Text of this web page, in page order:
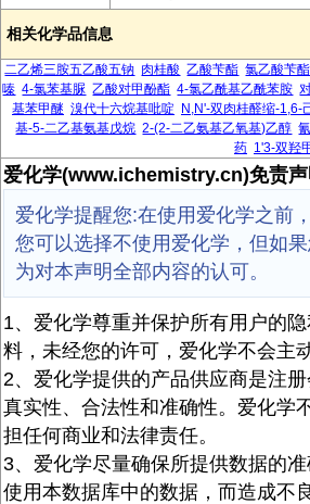
相关化学品信息
二乙烯三胺五乙酸五钠 肉桂酸 乙酸苄酯 氯乙酸苄酯
嗪 4-氯苯基脲 乙酸对甲酚酯 4-氯乙酰基乙酰苯胺
基苯甲醚 溴代十六烷基吡啶 N,N'-双肉桂醛缩-1,6-
基-5-二乙基氨基戊烷 2-(2-二乙氨基乙氧基)乙醇
药 1'3-双羟
爱化学(www.ichemistry.cn)免责声
爱化学提醒您:在使用爱化学之前
您可以选择不使用爱化学，但如
为对本声明全部内容的认可。
1、爱化学尊重并保护所有用户的
料，未经您的许可，爱化学不会主
2、爱化学提供的产品供应商是注
真实性、合法性和准确性。爱化学
担任何商业和法律责任。
3、爱化学尽量确保所提供数据的
使用本数据库中的数据，而造成不